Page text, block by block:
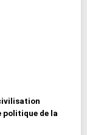
de la